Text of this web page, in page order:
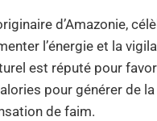
d’Amazonie,
l’énergie et la
est réputé pour
pour générer de
de faim.